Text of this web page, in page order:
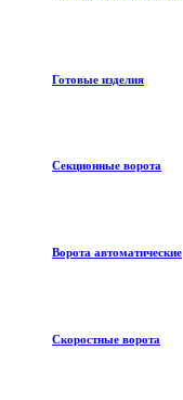
Готовые изделия
Секционные ворота
Ворота автоматические
Скоростные ворота